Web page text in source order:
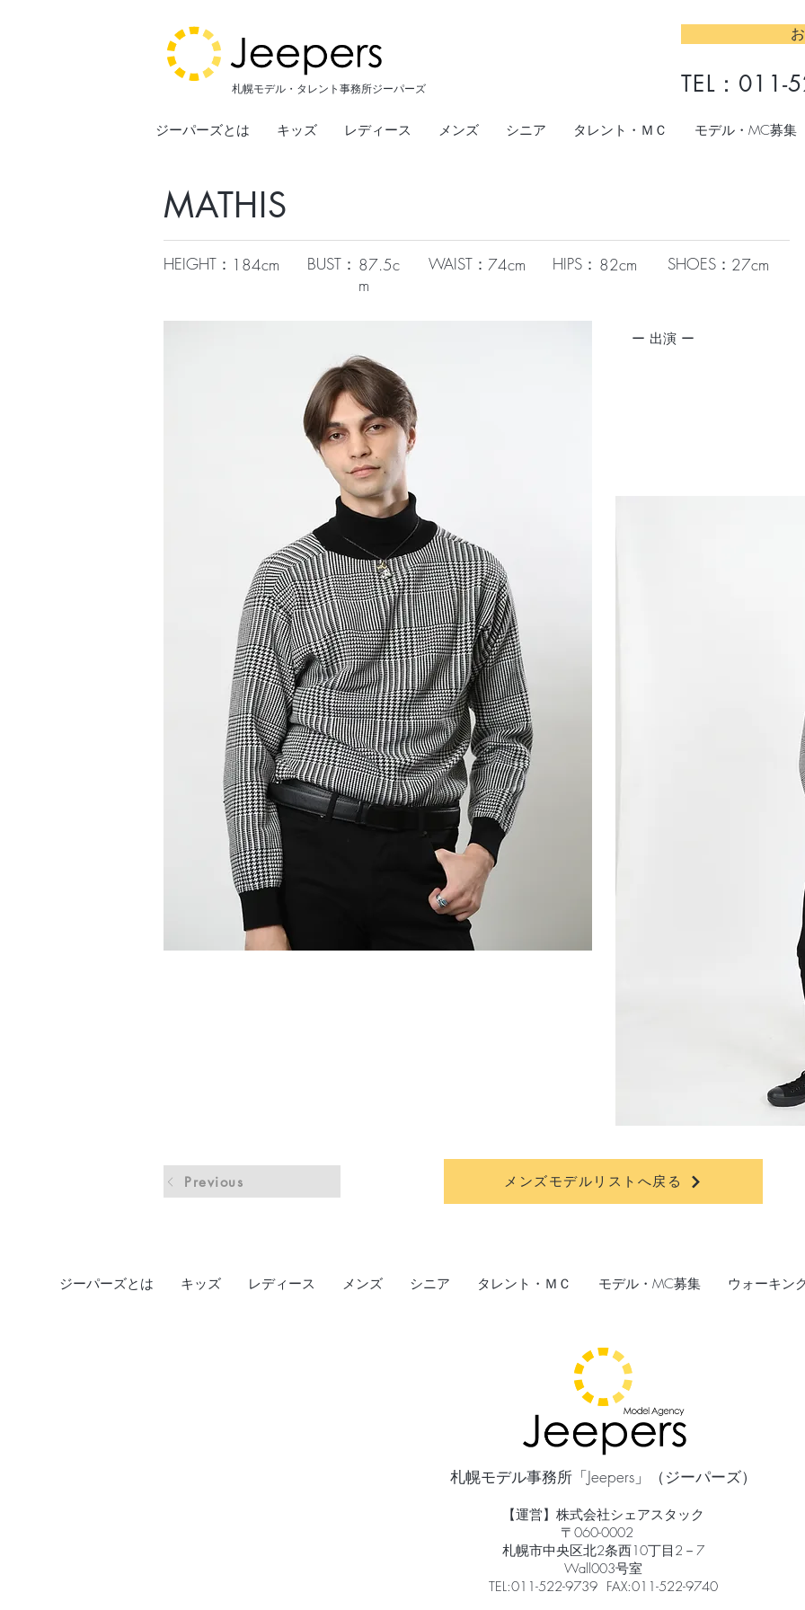
札幌モデル・タレント事務所ジーパーズ TEL： 011-
ジーパーズとは キッズ レディース メンズ シニア タレント・ＭＣ モデル・MC募集
MATHIS
HEIGHT： 184cm BUST： 87.5c
m
WAIST： 74cm HIPS： 82cm SHOES： 27cm
​ー 出演 ー
Previous メンズモデルリストへ戻る
ジーパーズとは キッズ レディース メンズ シニア タレント・ＭＣ モデル・MC募集 ウォーキン
札幌モデル事務所「Jeepers」（ジーパーズ）
【運営】株式会社シェアスタック
〒060-0002
札幌市中央区北2条西10丁目2－7
Wall003号室
TEL:011-522-9739 FAX:011-522-9740